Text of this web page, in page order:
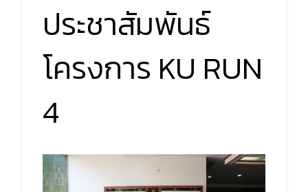
ประชาสัมพันธ์
โครงการ KU RUN
4